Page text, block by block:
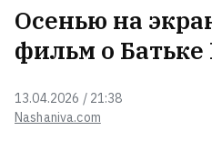
Nashaniva.com
13.04.2026 / 21:38
Осенью на
фильм о
В отношениях бывает
вида лжи — но финал
же
Минчанин сломал шею